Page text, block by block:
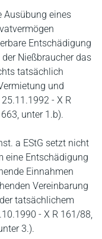
Ausübung eines
Entschädigung
Nießbraucher das
tatsächlich
und
- X R
unter 1.b).
a EStG setzt nicht
eine Entschädigung
Einnahmen
Vereinbarung
tatsächlichem
- X R 161/88,
3.).